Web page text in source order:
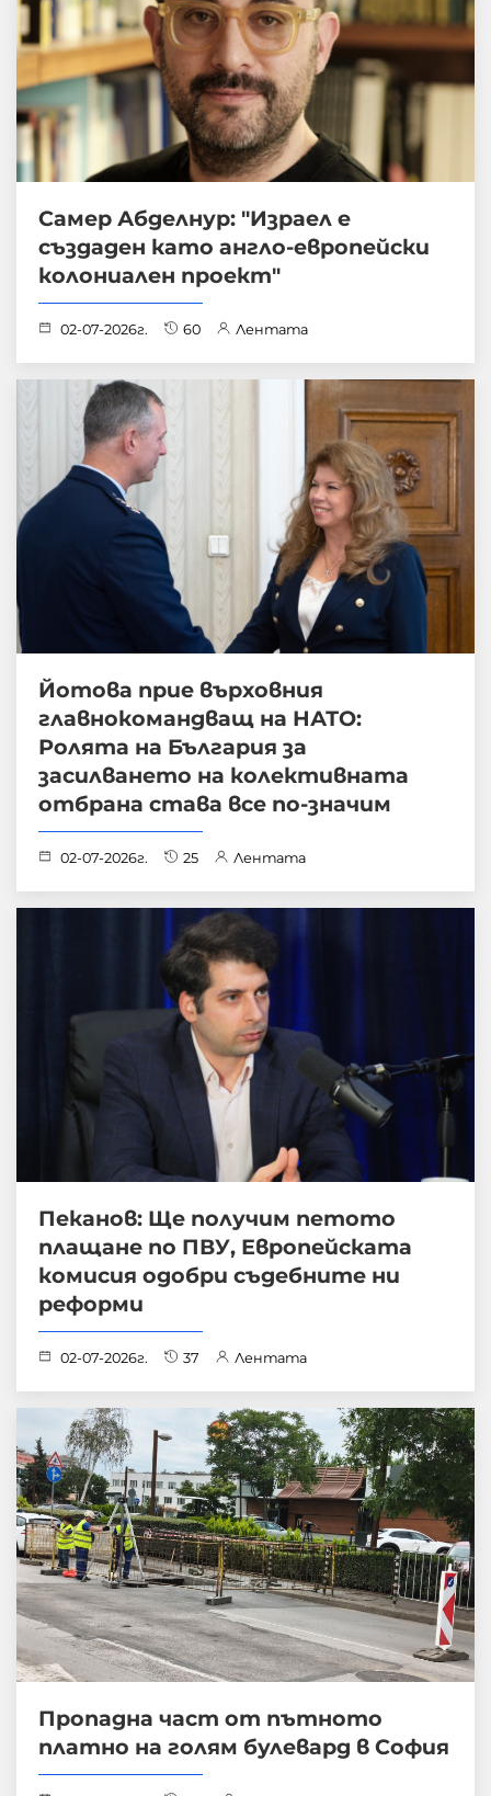
Самер Абделнур: "Израел е
създаден като англо-европейски
колониален проект"
02-07-2026г. 60 Лентата
Йотова прие върховния
главнокомандващ на НАТО:
Ролята на България за
засилването на колективната
отбрана става все по-значим
02-07-2026г. 25 Лентата
Пеканов: Ще получим петото
плащане по ПВУ, Европейската
комисия одобри съдебните ни
реформи
02-07-2026г. 37 Лентата
Пропадна част от пътното
платно на голям булевард в София